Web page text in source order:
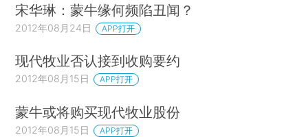
宋华琳：蒙牛缘何频陷丑闻？
2012年08月24日 APP打开
现代牧业否认接到收购要约
2012年08月15日 APP打开
蒙牛或将购买现代牧业股份
2012年08月15日 APP打开